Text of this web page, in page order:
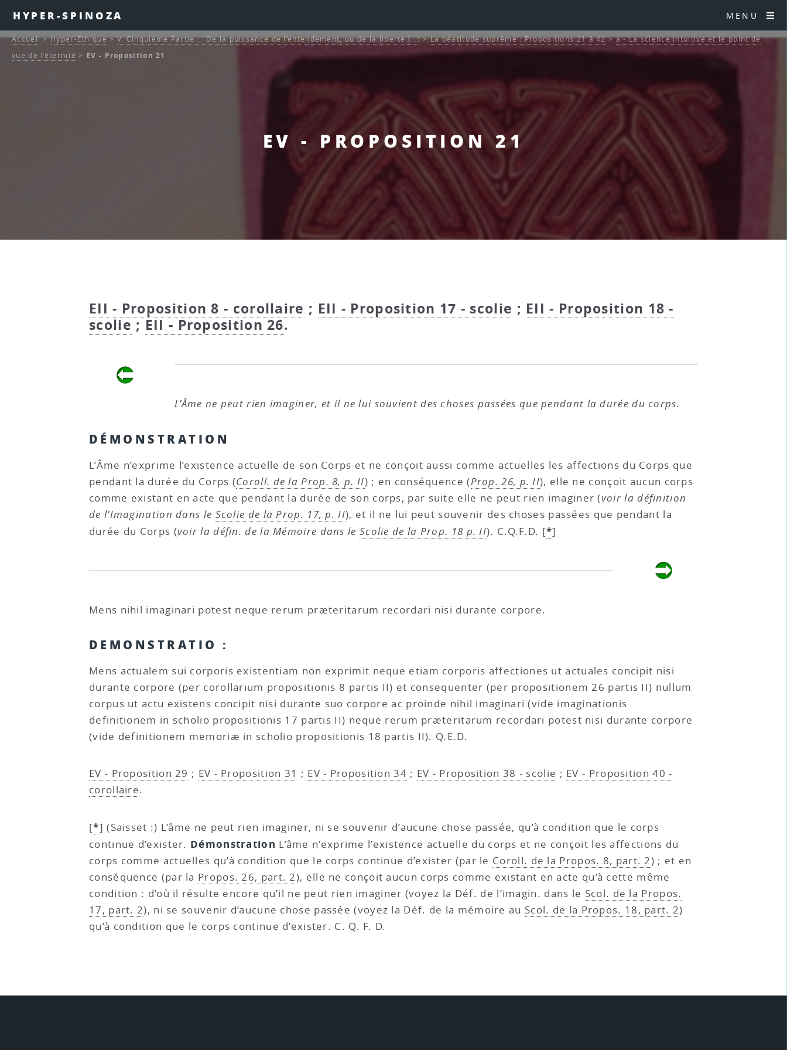
HYPER-SPINOZA MENU
EV - PROPOSITION 21
Accueil>Hyper-Ethique>V. Cinquième Partie : "De la puissance de l’entendement, ou de la liberté (…)>La béatitude suprême : Propositions 21 à 42>a - La science intuitive et le point de
vue de l’éternité > EV - Proposition 21
EII - Proposition 8 - corollaire ; EII - Proposition 17 - scolie ; EII - Proposition 18 -
scolie ; EII - Proposition 26.
L’Âme ne peut rien imaginer, et il ne lui souvient des choses passées que pendant la durée du corps.
DÉMONSTRATION
L’Âme n’exprime l’existence actuelle de son Corps et ne conçoit aussi comme actuelles les affections du Corps que
pendant la durée du Corps (Coroll. de la Prop. 8, p. II) ; en conséquence (Prop. 26, p. II), elle ne conçoit aucun corps
comme existant en acte que pendant la durée de son corps, par suite elle ne peut rien imaginer (voir la définition
de l’Imagination dans le Scolie de la Prop. 17, p. II), et il ne lui peut souvenir des choses passées que pendant la
durée du Corps (voir la défin. de la Mémoire dans le Scolie de la Prop. 18 p. II). C.Q.F.D. [*]
Mens nihil imaginari potest neque rerum præteritarum recordari nisi durante corpore.
DEMONSTRATIO :
Mens actualem sui corporis existentiam non exprimit neque etiam corporis affectiones ut actuales concipit nisi
durante corpore (per corollarium propositionis 8 partis II) et consequenter (per propositionem 26 partis II) nullum
corpus ut actu existens concipit nisi durante suo corpore ac proinde nihil imaginari (vide imaginationis
definitionem in scholio propositionis 17 partis II) neque rerum præteritarum recordari potest nisi durante corpore
(vide definitionem memoriæ in scholio propositionis 18 partis II). Q.E.D.
EV - Proposition 29 ; EV - Proposition 31 ; EV - Proposition 34 ; EV - Proposition 38 - scolie ; EV - Proposition 40 -
corollaire.
[*](Saisset :) L’âme ne peut rien imaginer, ni se souvenir d’aucune chose passée, qu’à condition que le corps
continue d’exister. Démonstration L’âme n’exprime l’existence actuelle du corps et ne conçoit les affections du
corps comme actuelles qu’à condition que le corps continue d’exister (par le Coroll. de la Propos. 8, part. 2) ; et en
conséquence (par la Propos. 26, part. 2), elle ne conçoit aucun corps comme existant en acte qu’à cette même
condition : d’où il résulte encore qu’il ne peut rien imaginer (voyez la Déf. de l’imagin. dans le Scol. de la Propos.
17, part. 2), ni se souvenir d’aucune chose passée (voyez la Déf. de la mémoire au Scol. de la Propos. 18, part. 2)
qu’à condition que le corps continue d’exister. C. Q. F. D.